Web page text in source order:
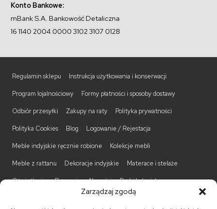
Zarządzaj zgodą
Konto Bankowe:
mBank S.A. Bankowość Detaliczna
16 1140 2004 0000 3102 3107 0128
Regulamin sklepu Instrukcja użytkowania i konserwacji
Program lojalnościowy Formy płatności i sposoby dostawy
Odbiór przesyłki Zakupy na raty Polityka prywatności
Polityka Cookies Blog Logowanie / Rejestacja
Meble indyjskie ręcznie robione Kolekcje mebli
Meble z rattanu Dekoracje indyjskie Materace i stelaże
Oświetlenie Promocje Nowości Barki kolonialne
Komody kolonialne Krzesła kolonialne